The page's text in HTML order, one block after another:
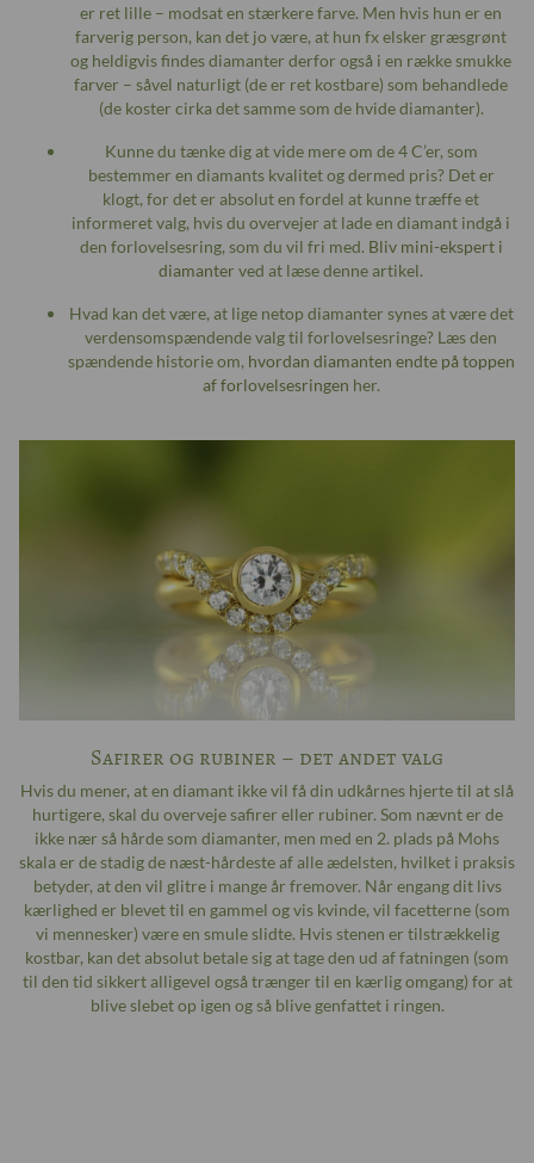
er ret lille – modsat en stærkere farve. Men hvis hun er en
farverig person, kan det jo være, at hun fx elsker græsgrønt
og heldigvis findes diamanter derfor også i en række smukke
farver – såvel naturligt (de er ret kostbare) som behandlede
(de koster cirka det samme som de hvide diamanter).
Kunne du tænke dig at vide mere om de 4 C’er, som
bestemmer en diamants kvalitet og dermed pris? Det er
klogt, for det er absolut en fordel at kunne træffe et
informeret valg, hvis du overvejer at lade en diamant indgå i
den forlovelsesring, som du vil fri med. Bliv mini-ekspert i
diamanter ved at læse denne artikel.
Hvad kan det være, at lige netop diamanter synes at være det
verdensomspændende valg til forlovelsesringe? Læs den
spændende historie om, hvordan diamanten endte på toppen
af forlovelsesringen her.
Safirer og rubiner – det andet valg
Hvis du mener, at en diamant ikke vil få din udkårnes hjerte til at slå
hurtigere, skal du overveje safirer eller rubiner. Som nævnt er de
ikke nær så hårde som diamanter, men med en 2. plads på Mohs
skala er de stadig de næst-hårdeste af alle ædelsten, hvilket i praksis
betyder, at den vil glitre i mange år fremover. Når engang dit livs
kærlighed er blevet til en gammel og vis kvinde, vil facetterne (som
vi mennesker) være en smule slidte. Hvis stenen er tilstrækkelig
kostbar, kan det absolut betale sig at tage den ud af fatningen (som
til den tid sikkert alligevel også trænger til en kærlig omgang) for at
blive slebet op igen og så blive genfattet i ringen.